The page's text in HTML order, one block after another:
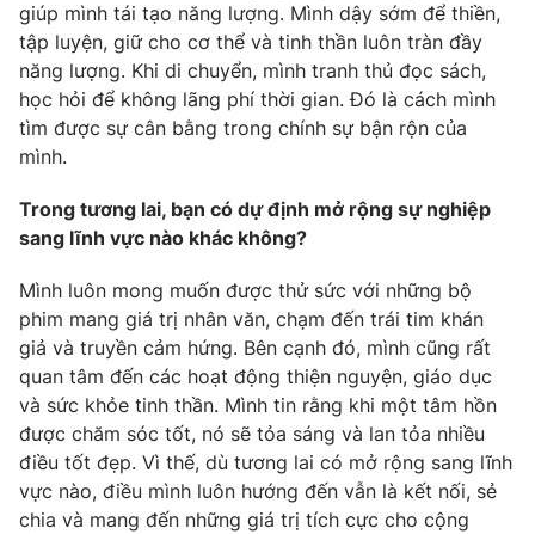
giúp mình tái tạo năng lượng. Mình dậy sớm để thiền,
tập luyện, giữ cho cơ thể và tinh thần luôn tràn đầy
năng lượng. Khi di chuyển, mình tranh thủ đọc sách,
học hỏi để không lãng phí thời gian. Đó là cách mình
tìm được sự cân bằng trong chính sự bận rộn của
mình.
Trong tương lai, bạn có dự định mở rộng sự nghiệp
sang lĩnh vực nào khác không?
Mình luôn mong muốn được thử sức với những bộ
phim mang giá trị nhân văn, chạm đến trái tim khán
giả và truyền cảm hứng. Bên cạnh đó, mình cũng rất
quan tâm đến các hoạt động thiện nguyện, giáo dục
và sức khỏe tinh thần. Mình tin rằng khi một tâm hồn
được chăm sóc tốt, nó sẽ tỏa sáng và lan tỏa nhiều
điều tốt đẹp. Vì thế, dù tương lai có mở rộng sang lĩnh
vực nào, điều mình luôn hướng đến vẫn là kết nối, sẻ
chia và mang đến những giá trị tích cực cho cộng